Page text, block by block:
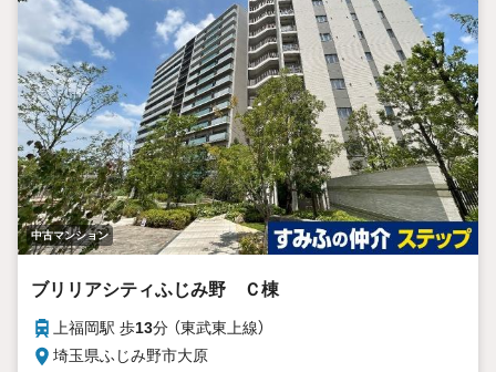
中古マンション
ブリリアシティふじみ野 Ｃ棟
上福岡駅 歩13分 （東武東上線）
埼玉県ふじみ野市大原